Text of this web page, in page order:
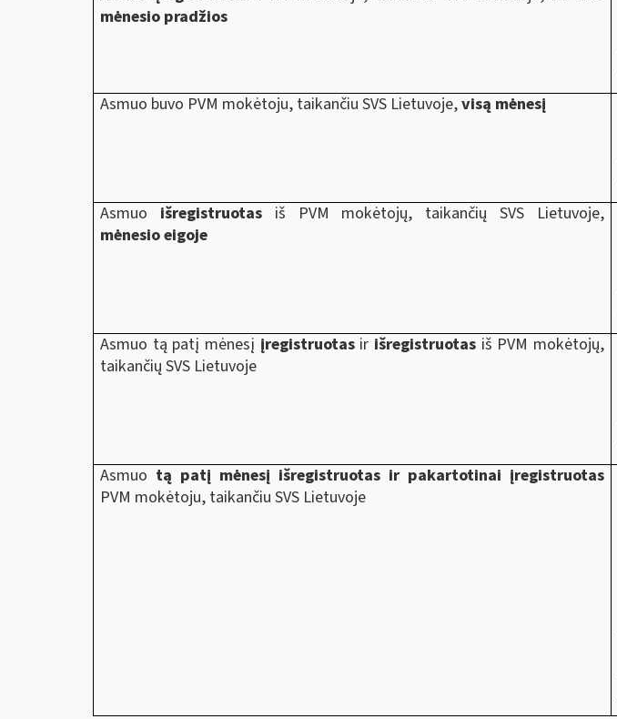
mėnesio pradžios
Asmuo buvo PVM mokėtoju, taikančiu SVS Lietuvoje,visą mėnesį
Asmuo išregistruotas iš PVM mokėtojų, taikančių SVS Lietuvoje,
mėnesio eigoje
Asmuo tą patį mėnesį įregistruotasir išregistruotasiš PVM mokėtojų,
taikančių SVS Lietuvoje
Asmuo tą patį mėnesį išregistruotas ir pakartotinai įregistruotas
PVM mokėtoju, taikančiu SVS Lietuvoje